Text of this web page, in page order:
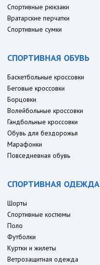
Спортивные рюкзаки
Вратарские перчатки
Спортивные сумки
СПОРТИВНАЯ ОБУВЬ
Баскетбольные кроссовки
Беговые кроссовки
Борцовки
Волейбольные кроссовки
Гандбольные кроссовки
Обувь для бездорожья
Марафонки
Повседневная обувь
СПОРТИВНАЯ ОДЕЖДА
Шорты
Спортивные костюмы
Поло
Футболки
Куртки и жилеты
Ветрозащитная одежда